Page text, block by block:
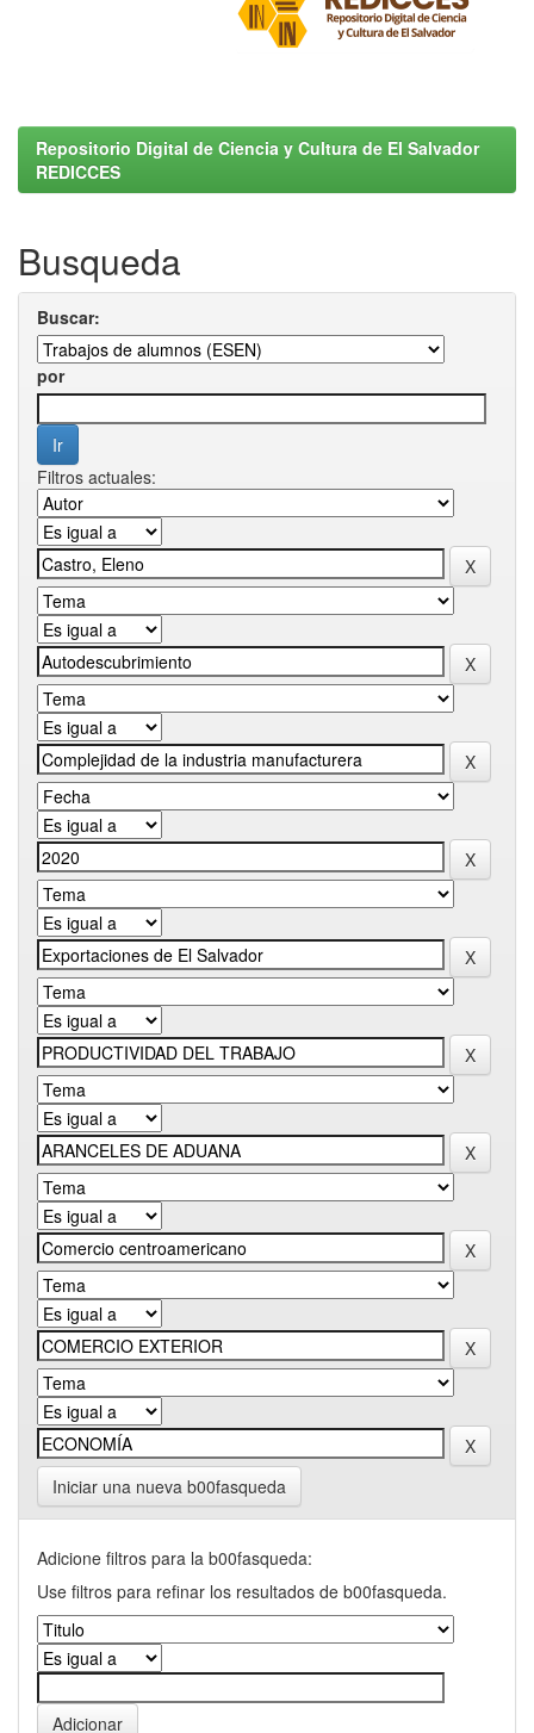
Repositorio Digital de Ciencia y Cultura de El Salvador
REDICCES
Busqueda
Buscar:
por
Filtros actuales:
Iniciar una nueva b00fasqueda
Adicione filtros para la b00fasqueda:
Use filtros para refinar los resultados de b00fasqueda.